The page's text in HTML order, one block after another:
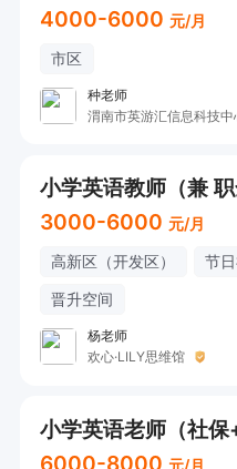
4000-6000 元/月
市区
种老师
渭南市英游汇信息科技中
小学英语教师（兼 职
3000-6000 元/月
高新区（开发区） 节
晋升空间
杨老师
欢心·LILY思维馆
小学英语老师（社保
6000-8000 元/月